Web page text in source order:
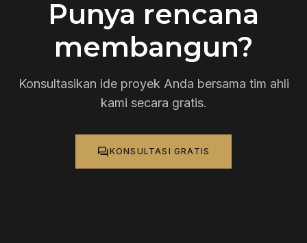
Punya rencana
membangun?
Konsultasikan ide proyek Anda bersama tim ahli
kami secara gratis.
forumKONSULTASI GRATIS